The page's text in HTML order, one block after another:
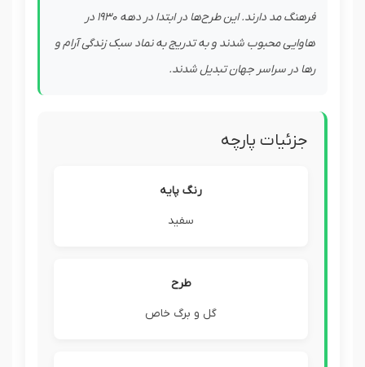
فرهنگ مد دارند. این طرح‌ها در ابتدا در دهه 1930 در
هاوایی محبوب شدند و به تدریج به نماد سبک زندگی آرام و
رها در سراسر جهان تبدیل شدند.
جزئیات پارچه
رنگ پایه
سفید
طرح
گل و برگ خاص